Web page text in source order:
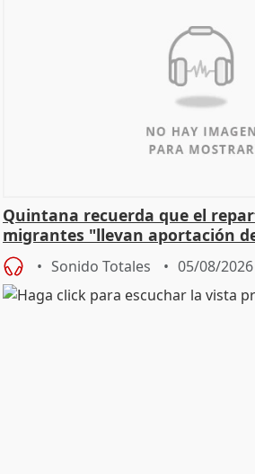
Quintana recuerda que el
migrantes "llevan aportación
central
Sonido Totales 05/08/2026